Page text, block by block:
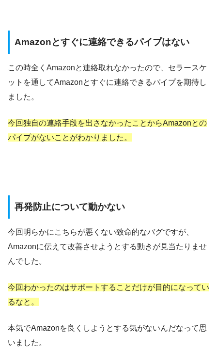
Amazonとすぐに連絡できるパイプはない
この時全くAmazonと連絡取れなかったので、セラースケ
ットを通してAmazonとすぐに連絡できるパイプを期待し
ました。
今回独自の連絡手段を出さなかったことからAmazonとの
パイプがないことがわかりました。
再発防止について動かない
今回明らかにこちらが悪くない致命的なバグですが、
Amazonに伝えて改善させようとする動きが見当たりませ
んでした。
今回わかったのはサポートすることだけが目的になってい
るなと。
本気でAmazonを良くしようとする気がないんだなって思
いました。